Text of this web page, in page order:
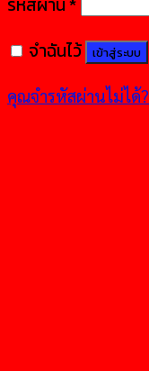
จำฉันไว้ เข้าสู่ระบบ
คุณจำรหัสผ่านไม่ได้?